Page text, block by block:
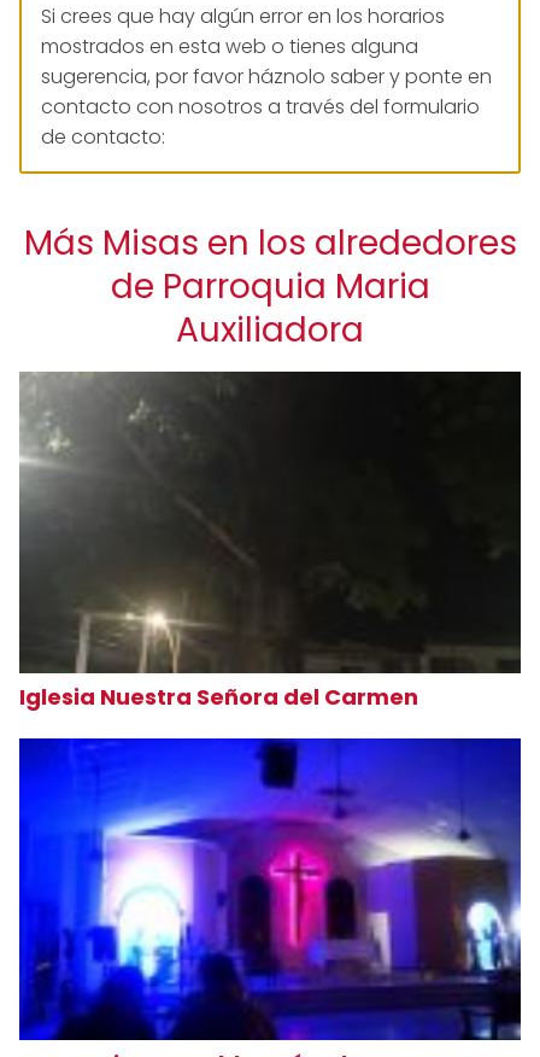
Si crees que hay algún error en los horarios
mostrados en esta web o tienes alguna
sugerencia, por favor háznolo saber y ponte en
contacto con nosotros a través del formulario
de contacto:
Más Misas en los alrededores
de Parroquia Maria
Auxiliadora
Iglesia Nuestra Señora del Carmen